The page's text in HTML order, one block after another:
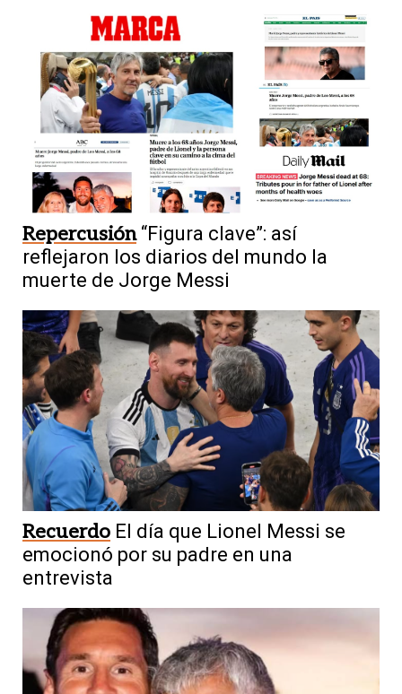
Repercusión “Figura clave”: así
reflejaron los diarios del mundo la
muerte de Jorge Messi
Recuerdo El día que Lionel Messi se
emocionó por su padre en una
entrevista